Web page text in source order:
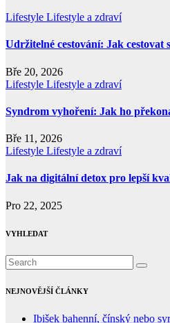
Lifestyle Lifestyle a zdraví
Udržitelné cestování: Jak cestovat
Bře 20, 2026
Lifestyle Lifestyle a zdraví
Syndrom vyhoření: Jak ho
Bře 11, 2026
Lifestyle Lifestyle a zdraví
Jak na digitální detox pro lepší
Pro 22, 2025
VYHLEDAT
NEJNOVĚJŠÍ ČLÁNKY
Ibišek bahenní, čínský nebo